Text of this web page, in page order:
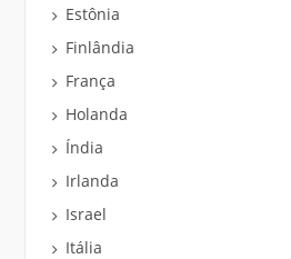
Estônia
Finlândia
França
Holanda
Índia
Irlanda
Israel
Itália